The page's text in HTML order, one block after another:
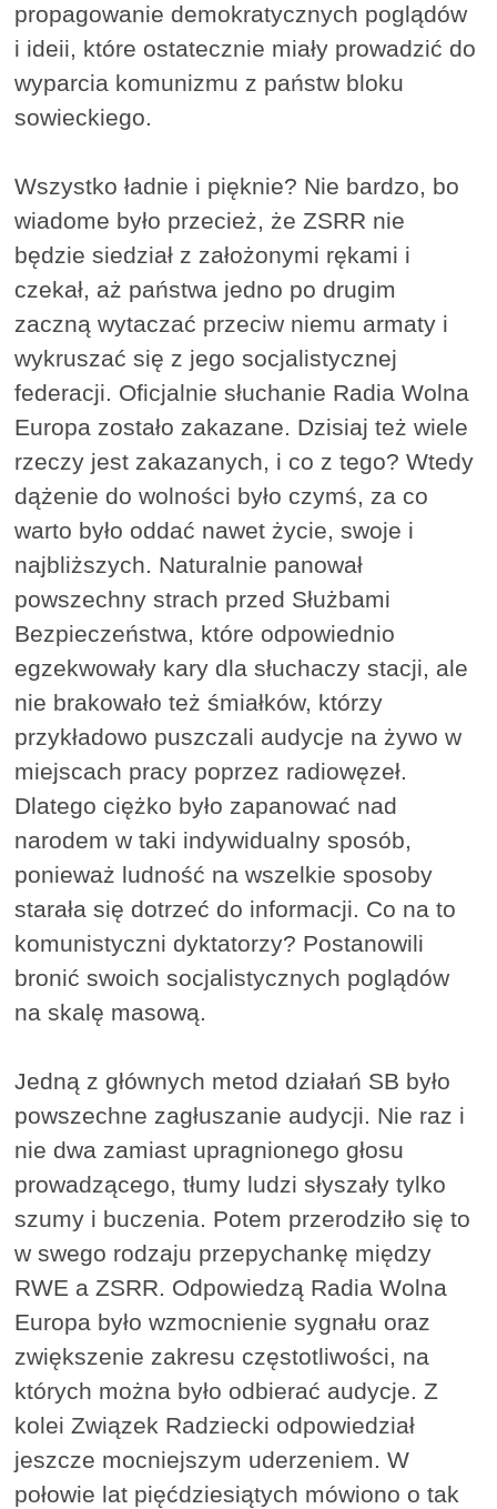
propagowanie demokratycznych poglądów
i ideii, które ostatecznie miały prowadzić do
wyparcia komunizmu z państw bloku
sowieckiego.
Wszystko ładnie i pięknie? Nie bardzo, bo
wiadome było przecież, że ZSRR nie
będzie siedział z założonymi rękami i
czekał, aż państwa jedno po drugim
zaczną wytaczać przeciw niemu armaty i
wykruszać się z jego socjalistycznej
federacji. Oficjalnie słuchanie Radia Wolna
Europa zostało zakazane. Dzisiaj też wiele
rzeczy jest zakazanych, i co z tego? Wtedy
dążenie do wolności było czymś, za co
warto było oddać nawet życie, swoje i
najbliższych. Naturalnie panował
powszechny strach przed Służbami
Bezpieczeństwa, które odpowiednio
egzekwowały kary dla słuchaczy stacji, ale
nie brakowało też śmiałków, którzy
przykładowo puszczali audycje na żywo w
miejscach pracy poprzez radiowęzeł.
Dlatego ciężko było zapanować nad
narodem w taki indywidualny sposób,
ponieważ ludność na wszelkie sposoby
starała się dotrzeć do informacji. Co na to
komunistyczni dyktatorzy? Postanowili
bronić swoich socjalistycznych poglądów
na skalę masową.
Jedną z głównych metod działań SB było
powszechne zagłuszanie audycji. Nie raz i
nie dwa zamiast upragnionego głosu
prowadzącego, tłumy ludzi słyszały tylko
szumy i buczenia. Potem przerodziło się to
w swego rodzaju przepychankę między
RWE a ZSRR. Odpowiedzą Radia Wolna
Europa było wzmocnienie sygnału oraz
zwiększenie zakresu częstotliwości, na
których można było odbierać audycje. Z
kolei Związek Radziecki odpowiedział
jeszcze mocniejszym uderzeniem. W
połowie lat pięćdziesiątych mówiono o tak